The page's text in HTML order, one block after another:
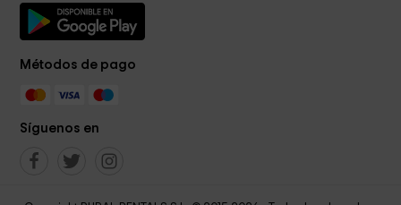
Métodos de pago
Síguenos en